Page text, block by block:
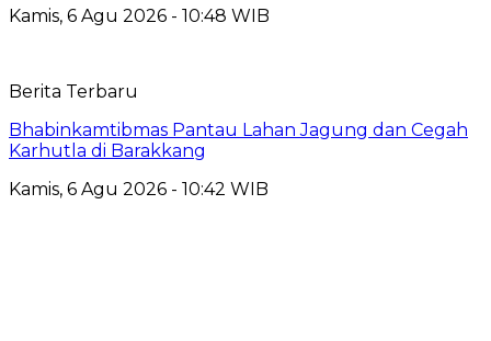
Kamis, 6 Agu 2026 - 10:48 WIB
Berita Terbaru
Bhabinkamtibmas Pantau Lahan Jagung dan Cegah
Karhutla di Barakkang
Kamis, 6 Agu 2026 - 10:42 WIB